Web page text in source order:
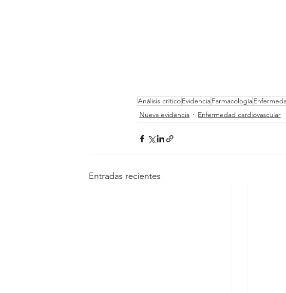
Análisis críticoEvidenciaFarmacología
Nueva evidencia
Enfermedad cardiovascular
Entradas recientes